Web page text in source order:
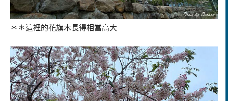
＊＊這裡的花旗木長得相當高大